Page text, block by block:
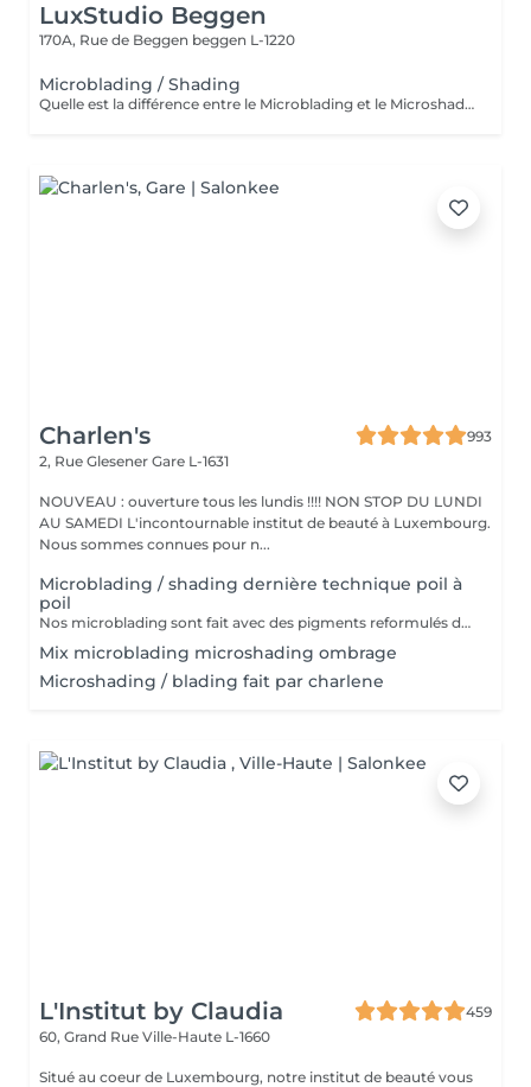
LuxStudio Beggen
170A, Rue de Beggen beggen L-1220
Microblading / Shading
Quelle est la différence entre le Microblading et le Microshading ? Le Microblading est une technique manuelle de maquillage semi-permanent qui imite parfaitement des poils fins et naturels. Idéal pour combler des zones clairsemées ou redessiner la ligne des sourcils tout en conservant un aspect très naturel. Effet « poil à poil ». Le Microshading, en revanche, utilise une technique de pigmentation par pointillé, similaire à un effet d'ombre ou de dégradé maquillé. Il donne un aspect plus doux, poudré et sophistiqué, idéal pour celles qui aiment un effet maquillage subtil mais structuré. Effet « ombré » ou « poudré ». Quelle technique choisir ? Microblading : pour un effet naturel, sourcils peu fournis ou très fins. Microshading : pour un look maquillé, des sourcils plus nets et définis. Technique mixte (combinée) : les deux techniques sont parfois associées pour un résultat sur mesure, avec poils à l'avant et ombrage à la queue du sourcil. Une consultation personnalisée est toujours recommandée pour déterminer la technique la plus adaptée à votre peau, à vos attentes et à votre style. Souhaitez-vous aussi que eu traduza em português ou adaptar para o público do Lux Studio?
Charlen's
993
2, Rue Glesener Gare L-1631
NOUVEAU : ouverture tous les lundis !!!! NON STOP DU LUNDI
AU SAMEDI L'incontournable institut de beauté à Luxembourg.
Nous sommes connues pour n...
Microblading / shading dernière technique poil à
poil
Nos microblading sont fait avec des pigments reformulés depuis la loi du 4 janvier 2022 faites nous confiance nous travaillons avec les meilleures marques sur le marché ne vous inquiétez pas pour la couleur et technique on regardera ensemble sur place :) l'épilation au fil est incluse
Mix microblading microshading ombrage
Microshading / blading fait par charlene
L'Institut by Claudia
459
60, Grand Rue Ville-Haute L-1660
Situé au coeur de Luxembourg, notre institut de beauté vous